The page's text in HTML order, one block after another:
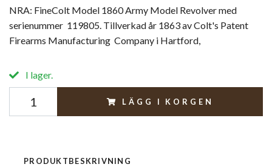
NRA: FineColt Model 1860 Army Model Revolver med
serienummer 119805. Tillverkad år 1863 av Colt's Patent
Firearms Manufacturing Company i Hartford,
I lager.
LÄGG I KORGEN
PRODUKTBESKRIVNING